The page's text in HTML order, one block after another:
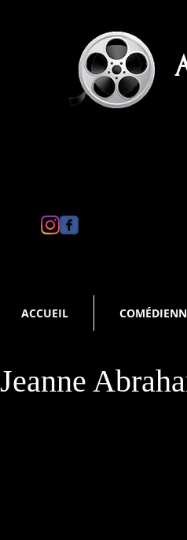
ACCUEIL
Jeanne